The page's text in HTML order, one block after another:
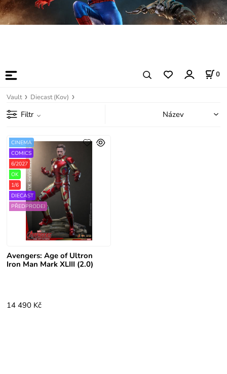
0
Vault Diecast (Kov)
Filtr
Avengers: Age of Ultron
Iron Man Mark XLIII (2.0)
CINEMA
COMICS
6/2027
OK
1/6
DIECAST
PŘEDPRODEJ
14 490 Kč